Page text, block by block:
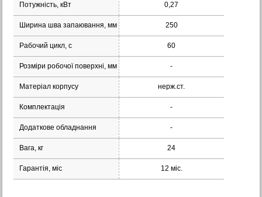
Потужність, кВт 0,27
Ширина шва запаювання, мм 250
Рабочий цикл, с 60
Розміри робочої поверхні, мм -
Матеріал корпусу нерж.ст.
Комплектація -
Додаткове обладнання -
Вага, кг 24
Гарантія, міс 12 міс.